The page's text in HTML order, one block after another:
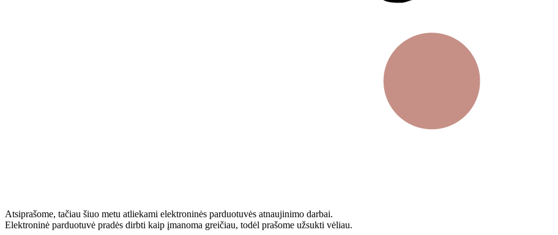
Atsiprašome, tačiau šiuo metu atliekami elektroninės parduotuvės atnaujinimo darbai.
Elektroninė parduotuvė pradės dirbti kaip įmanoma greičiau, todėl prašome užsukti vėliau.